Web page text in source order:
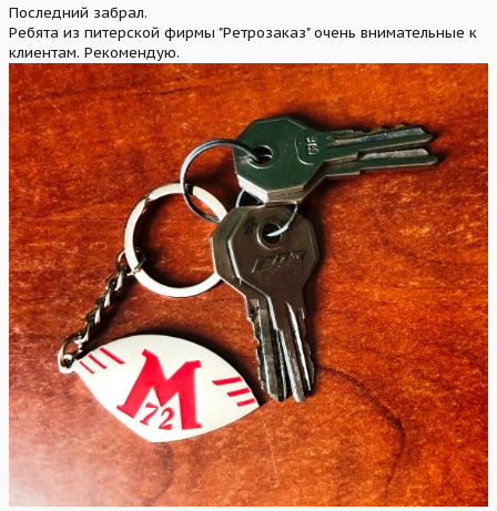
Последний забрал.
Ребята из питерской фирмы "Ретрозаказ" очень внимательные к
клиентам. Рекомендую.